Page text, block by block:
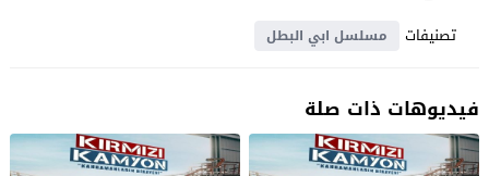
تصنيفات
مسلسل ابي البطل
فيديوهات ذات صلة